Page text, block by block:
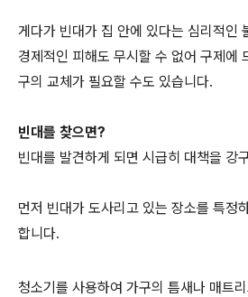
게다가 빈대가 집 안에 있다는 심리적인
경제적인 피해도 무시할 수 없어 구제에
구의 교체가 필요할 수도 있습니다.
빈대를 찾으면?
빈대를 발견하게 되면 시급히 대책을 강
먼저 빈대가 도사리고 있는 장소를 특정
합니다.
청소기를 사용하여 가구의 틈새나 매트